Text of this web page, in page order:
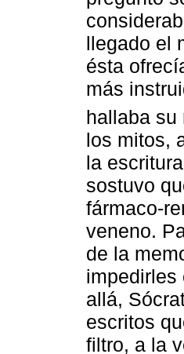
llegado el
ésta
más
hallaba su
los mitos,
la
sostuvo
fármaco-
veneno.
de la
impedirles
allá,
escritos
filtro, a la